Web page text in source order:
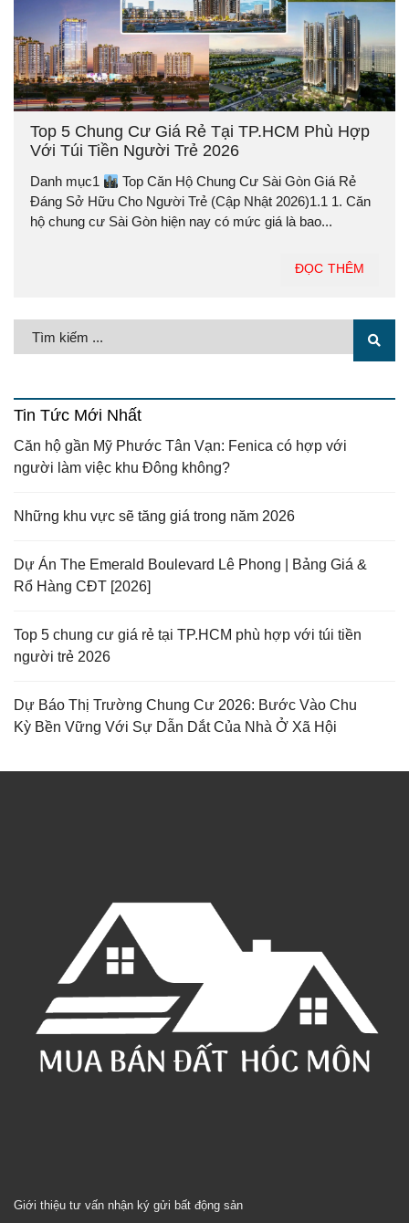
Top 5 Chung Cư Giá Rẻ Tại TP.HCM Phù Hợp
Với Túi Tiền Người Trẻ 2026
Danh mục1
Top Căn Hộ Chung Cư Sài Gòn Giá Rẻ
Đáng Sở Hữu Cho Người Trẻ (Cập Nhật 2026)1.1 1. Căn
hộ chung cư Sài Gòn hiện nay có mức giá là bao...
ĐỌC THÊM
Tin Tức Mới Nhất
Căn hộ gần Mỹ Phước Tân Vạn: Fenica có hợp với
người làm việc khu Đông không?
Những khu vực sẽ tăng giá trong năm 2026
Dự Án The Emerald Boulevard Lê Phong | Bảng Giá &
Rổ Hàng CĐT [2026]
Top 5 chung cư giá rẻ tại TP.HCM phù hợp với túi tiền
người trẻ 2026
Dự Báo Thị Trường Chung Cư 2026: Bước Vào Chu
Kỳ Bền Vững Với Sự Dẫn Dắt Của Nhà Ở Xã Hội
Giới thiệu tư vấn nhận ký gửi bất động sản